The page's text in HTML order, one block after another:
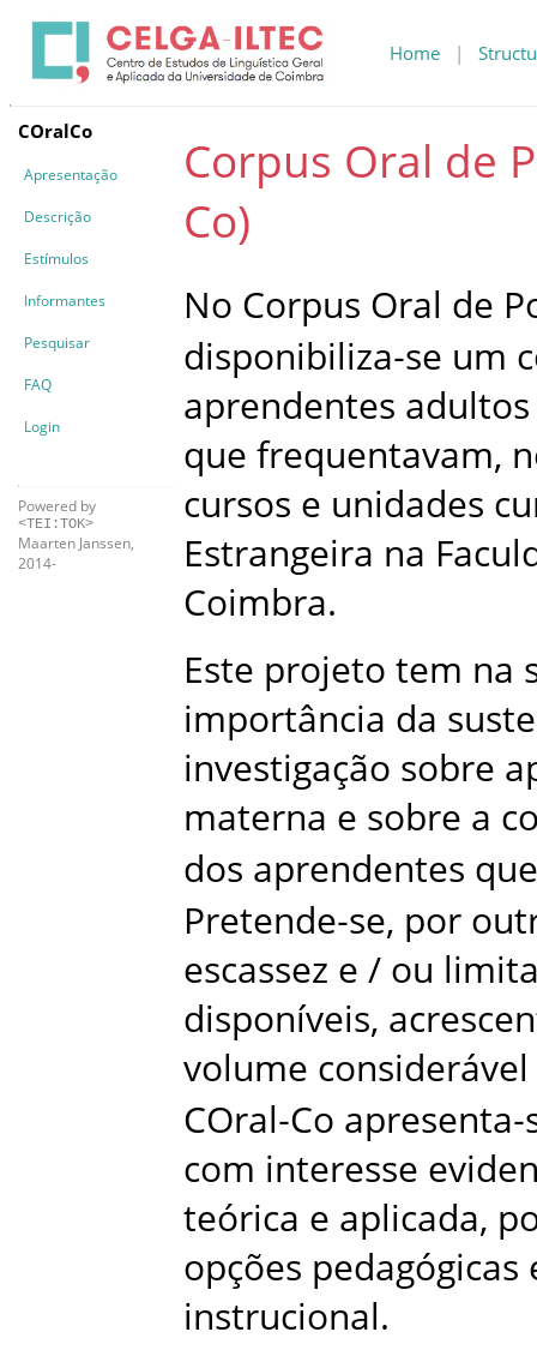
Home |
COralCo
Apresentação
Descrição
Estímulos
Informantes
Pesquisar
FAQ
Login
Powered by
<TEI:TOK>
Maarten Janssen,
2014-
Corpus Oral de
Co)
No Corpus Oral de
disponibiliza‑se um
aprendentes
que frequentavam,
cursos e unidades
Estrangeira na
Coimbra.
Este projeto tem na
importância da
investigação sobre
materna e sobre a
dos aprendentes
Pretende‑se, por
escassez e / ou
disponíveis,
volume
COral‑Co
com interesse
teórica e aplicada,
opções
instrucional.